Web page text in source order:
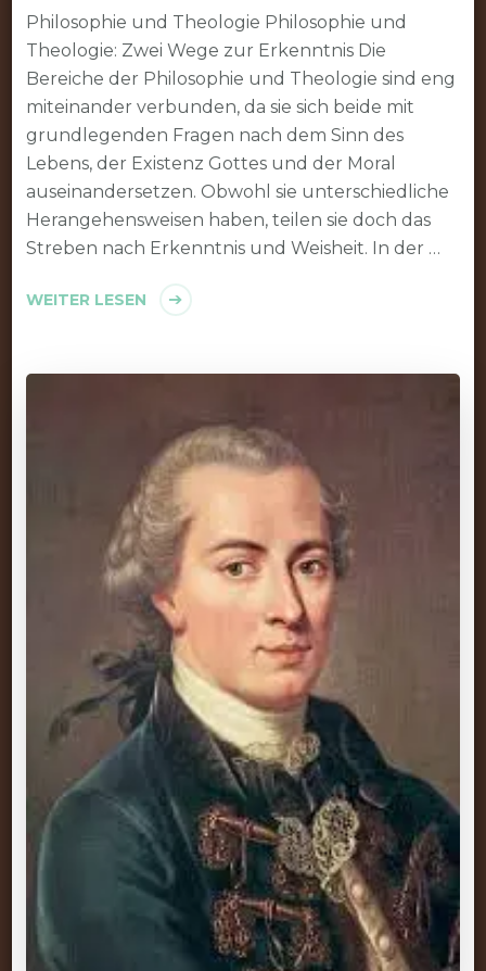
Philosophie und Theologie Philosophie und
Theologie: Zwei Wege zur Erkenntnis Die
Bereiche der Philosophie und Theologie sind eng
miteinander verbunden, da sie sich beide mit
grundlegenden Fragen nach dem Sinn des
Lebens, der Existenz Gottes und der Moral
auseinandersetzen. Obwohl sie unterschiedliche
Herangehensweisen haben, teilen sie doch das
Streben nach Erkenntnis und Weisheit. In der …
WEITER LESEN